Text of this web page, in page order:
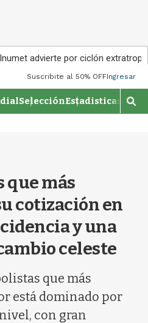
advierte por ciclón
Suscribite al 50% OFFIngresar
SelecciónEstadisticas
M
o
que más
cotización en
y una
celeste
que más
está dominado por
con gran